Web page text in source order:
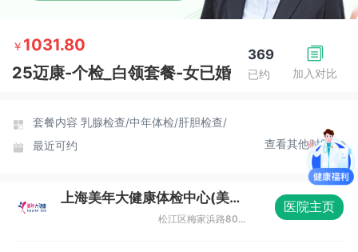
加入对比
369
已约
￥ 1031.80
25迈康-个检_白领套餐-女已婚
套餐内容 乳腺检查/中年体检/肝胆检查/
最近可约
查看其他时间
上海美年大健康体检中心(美涛分院)
松江区梅家浜路800弄双高广场2-9号
医院主页